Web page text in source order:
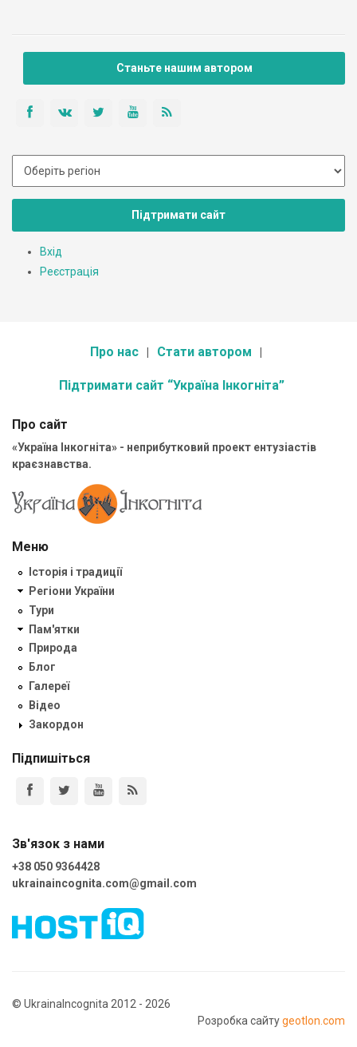
Станьте нашим автором
Підтримати сайт
Вхід
Реєстрація
Про нас Стати автором
Підтримати сайт “Україна Інкогніта”
Про сайт
«Україна Інкогніта» - неприбутковий проект ентузіастів
краєзнавства.
Меню
Історія і традиції
Регіони України
Тури
Пам'ятки
Природа
Блог
Галереї
Відео
Закордон
Підпишіться
Зв'язок з нами
+38 050 9364428
ukrainaincognita.com@gmail.com
© UkrainaIncognita 2012 - 2026
Розробка сайтуgeotlon.com